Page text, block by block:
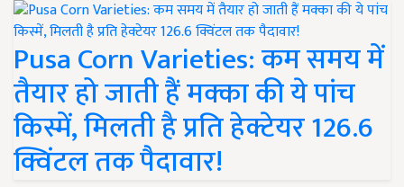
Pusa Corn Varieties: कम समय में
तैयार हो जाती हैं मक्का की ये पांच
किस्में, मिलती है प्रति हेक्टेयर 126.6
क्विंटल तक पैदावार!